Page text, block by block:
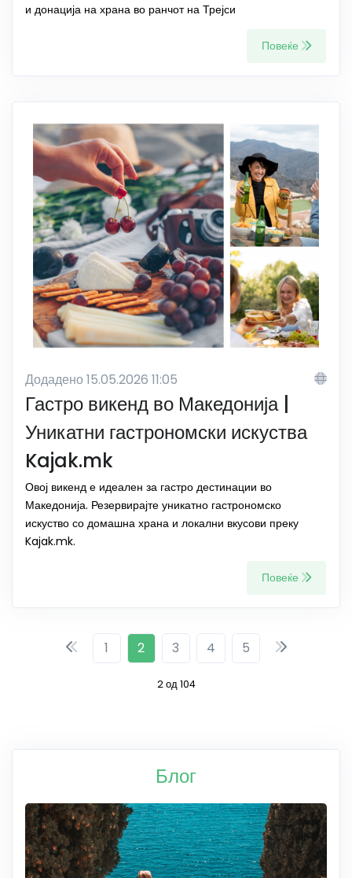
и донација на храна во ранчот на Трејси
Повеќе
Додадено 15.05.2026 11:05
Гастро викенд во Македонија |
Уникатни гастрономски искуства
Kajak.mk
Овој викенд е идеален за гастро дестинации во
Македонија. Резервирајте уникатно гастрономско
искуство со домашна храна и локални вкусови преку
Kajak.mk.
Повеќе
1 2 3 4 5
2 од 104
Блог